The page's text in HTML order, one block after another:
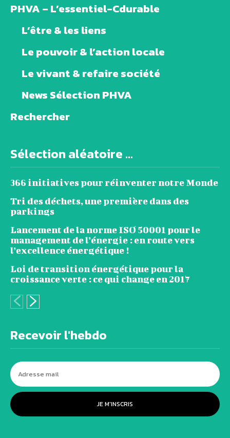
PHVA – L’essentiel-Cdurable
L’être & les liens
Le pouvoir & l’action locale
Le vivant & refaire société
News Sélection PHVA
Rechercher
Sélection aléatoire ...
366 initiatives pour réinventer notre Monde
Tri des déchets, une première dans des
parkings
Lancement de la norme ISO 50001 pour le
management de l’énergie : en route vers
l’excellence énergétique !
Loi de transition énergétique pour la
croissance verte : ce qui change en 2017
Recevoir l'hebdo
JE M'INSCRIS